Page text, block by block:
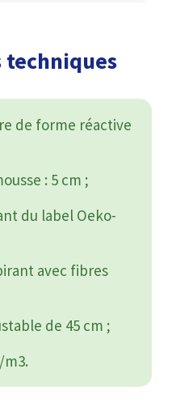
techniques
de forme réactive
: 5 cm ;
du label Oeko-
avec fibres
de 45 cm ;